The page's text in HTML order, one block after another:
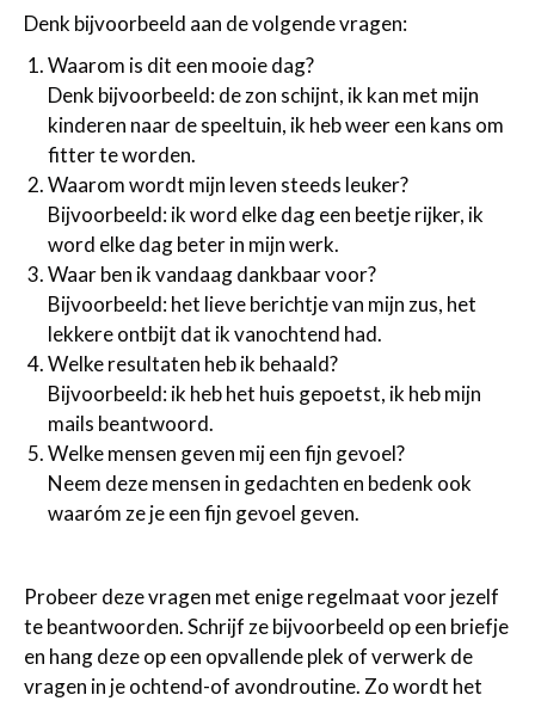
Denk bijvoorbeeld aan de volgende vragen:
Waarom is dit een mooie dag?
Denk bijvoorbeeld: de zon schijnt, ik kan met mijn
kinderen naar de speeltuin, ik heb weer een kans om
fitter te worden.
Waarom wordt mijn leven steeds leuker?
Bijvoorbeeld: ik word elke dag een beetje rijker, ik
word elke dag beter in mijn werk.
Waar ben ik vandaag dankbaar voor?
Bijvoorbeeld: het lieve berichtje van mijn zus, het
lekkere ontbijt dat ik vanochtend had.
Welke resultaten heb ik behaald?
Bijvoorbeeld: ik heb het huis gepoetst, ik heb mijn
mails beantwoord.
Welke mensen geven mij een fijn gevoel?
Neem deze mensen in gedachten en bedenk ook
waaróm ze je een fijn gevoel geven.
Probeer deze vragen met enige regelmaat voor jezelf
te beantwoorden. Schrijf ze bijvoorbeeld op een briefje
en hang deze op een opvallende plek of verwerk de
vragen in je ochtend-of avondroutine. Zo wordt het